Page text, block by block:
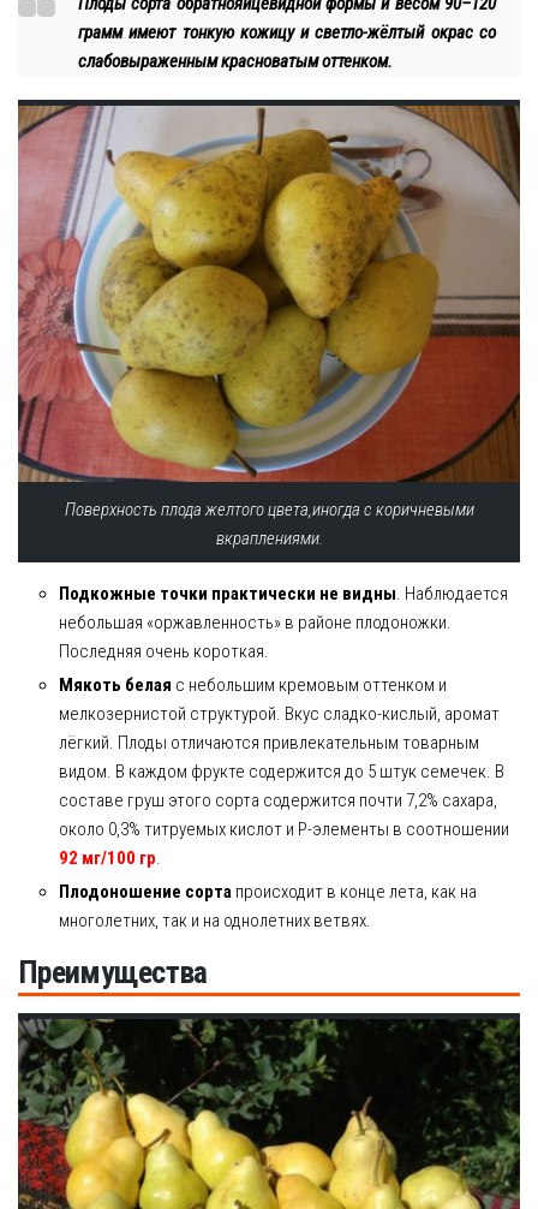
грамм имеют тонкую кожицу и светло-жёлтый окрас со
слабовыраженным красноватым оттенком.
Поверхность плода желтого цвета,иногда с коричневыми
вкраплениями.
Подкожные точки практически не видны. Наблюдается
небольшая «оржавленность» в районе плодоножки.
Последняя очень короткая.
Мякоть белая с небольшим кремовым оттенком и
мелкозернистой структурой. Вкус сладко-кислый, аромат
лёгкий. Плоды отличаются привлекательным товарным
видом. В каждом фрукте содержится до 5 штук семечек. В
составе груш этого сорта содержится почти 7,2% сахара,
около 0,3% титруемых кислот и Р-элементы в соотношении
92 мг/100 гр.
Плодоношение сортапроисходит в конце лета, как на
многолетних, так и на однолетних ветвях.
Преимущества